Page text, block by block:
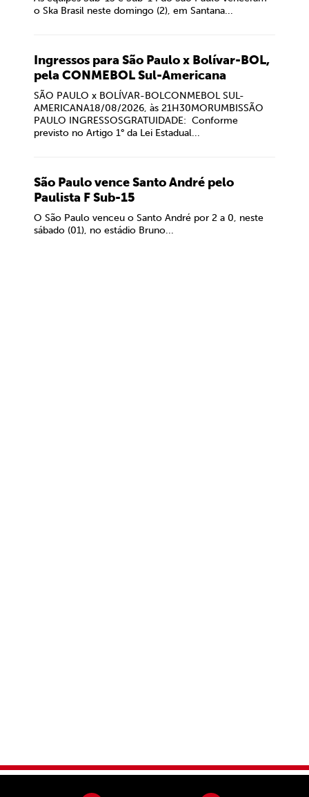
o Ska Brasil neste domingo (2), em Santana...
Ingressos para São Paulo x Bolívar-BOL,
pela CONMEBOL Sul-Americana
SÃO PAULO x BOLÍVAR-BOLCONMEBOL SUL-
AMERICANA18/08/2026, às 21H30MORUMBISSÃO
PAULO INGRESSOSGRATUIDADE: Conforme
previsto no Artigo 1° da Lei Estadual...
São Paulo vence Santo André pelo
Paulista F Sub-15
O São Paulo venceu o Santo André por 2 a 0, neste
sábado (01), no estádio Bruno...